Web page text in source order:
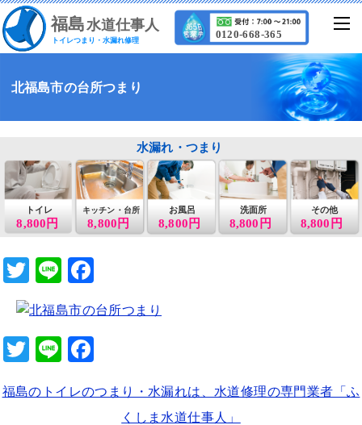
福島水道仕事人
トイレつまり・水漏れ修理
0120-668-365
北福島市の台所つまり
8,800円
トイレ
8,800円
キッチン・台所 お風呂
8,800円
洗面所
8,800円
その他
8,800円
水漏れ・つまり
T
wi
tt
er
Li
n
e c
o
T
tt
Li
e c
福島のトイレのつまり・水漏れは、水道修理の専門業者「ふ
くしま水道仕事人」